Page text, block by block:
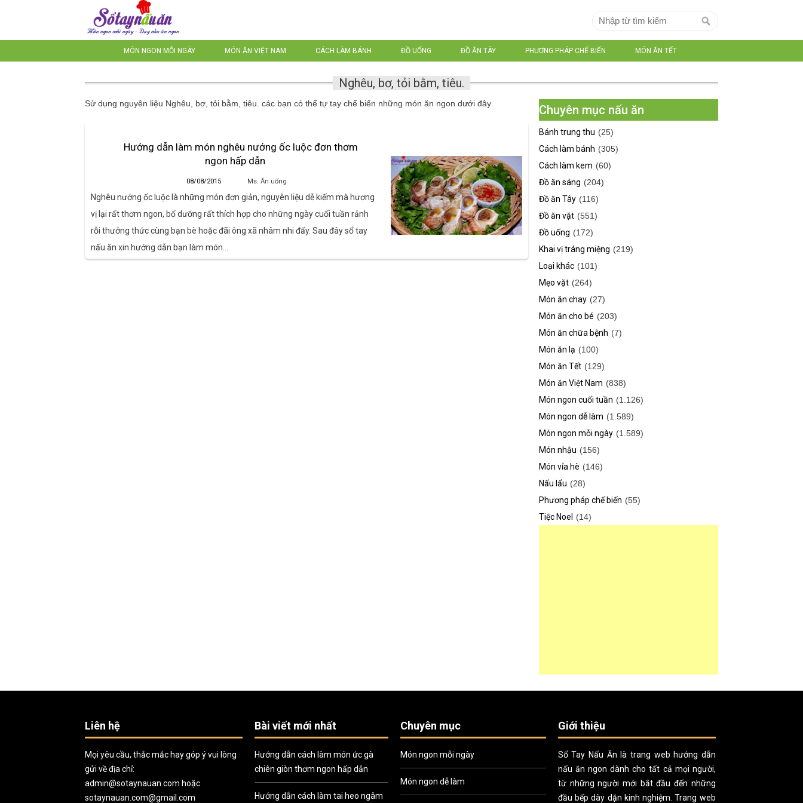
MÓN NGON MỖI NGÀY MÓN ĂN VIỆT NAM CÁCH LÀM BÁNH ĐỒ UỐNG ĐỒ ĂN TÂY PHƯƠNG PHÁP CHẾ BIẾN MÓN ĂN TẾT
Nghêu, bơ, tỏi bằm, tiêu.
Sử dụng nguyên liệu Nghêu, bơ, tỏi bằm, tiêu. các bạn có thể tự tay chế biến những món ăn ngon dưới đây
Hướng dẫn làm món nghêu nướng ốc luộc đơn thơm
ngon hấp dẫn
08/08/2015 Ms. Ăn uống
Nghêu nướng ốc luộc là những món đơn giản, nguyên liệu dễ kiếm mà hương
vị lại rất thơm ngon, bổ dưỡng rất thích hợp cho những ngày cuối tuần rảnh
rỗi thưởng thức cùng bạn bè hoặc đãi ông xã nhâm nhi đấy. Sau đây sổ tay
nấu ăn xin hướng dẫn bạn làm món…
Chuyên mục nấu ăn
Bánh trung thu (25)
Cách làm bánh (305)
Cách làm kem (60)
Đồ ăn sáng (204)
Đồ ăn Tây (116)
Đồ ăn vặt (551)
Đồ uống (172)
Khai vị tráng miệng (219)
Loại khác (101)
Mẹo vặt (264)
Món ăn chay (27)
Món ăn cho bé (203)
Món ăn chữa bệnh (7)
Món ăn lạ (100)
Món ăn Tết (129)
Món ăn Việt Nam (838)
Món ngon cuối tuần (1.126)
Món ngon dễ làm (1.589)
Món ngon mỗi ngày (1.589)
Món nhậu (156)
Món vỉa hè (146)
Nấu lẩu (28)
Phương pháp chế biến (55)
Tiệc Noel
(14)
Liên hệ
Mọi yêu cầu, thắc mắc hay góp ý vui lòng
gửi về địa chỉ:
admin@sotaynauan.com hoặc
sotaynauan.com@gmail.com
Bài viết mới nhất
Hướng dẫn cách làm món ức gà
chiên giòn thơm ngon hấp dẫn
Hướng dẫn cách làm tai heo ngâm
Chuyên mục
Món ngon mỗi ngày
Món ngon dễ làm
Giới thiệu
Sổ Tay Nấu Ăn là trang web hướng dẫn
nấu ăn ngon dành cho tất cả mọi người,
từ những người mới bắt đầu đến những
đầu bếp dày dặn kinh nghiệm. Trang web